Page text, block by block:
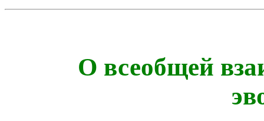
О всеобщей